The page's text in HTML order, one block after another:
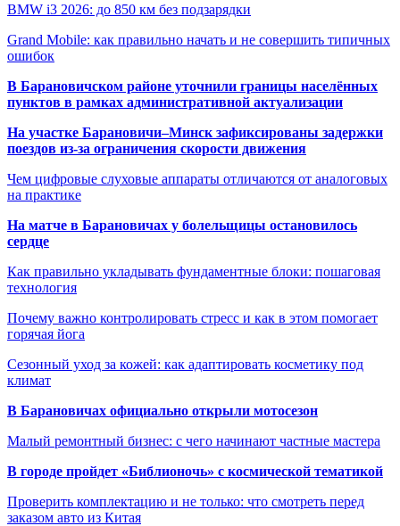
BMW i3 2026: до 850 км без подзарядки
Grand Mobile: как правильно начать и не совершить типичных
ошибок
В Барановичском районе уточнили границы населённых
пунктов в рамках административной актуализации
На участке Барановичи–Минск зафиксированы задержки
поездов из-за ограничения скорости движения
Чем цифровые слуховые аппараты отличаются от аналоговых
на практике
На матче в Барановичах у болельщицы остановилось
сердце
Как правильно укладывать фундаментные блоки: пошаговая
технология
Почему важно контролировать стресс и как в этом помогает
горячая йога
Сезонный уход за кожей: как адаптировать косметику под
климат
В Барановичах официально открыли мотосезон
Малый ремонтный бизнес: с чего начинают частные мастера
В городе пройдет «Библионочь» с космической тематикой
Проверить комплектацию и не только: что смотреть перед
заказом авто из Китая